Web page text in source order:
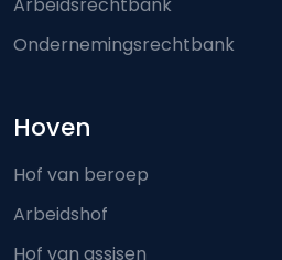
Arbeidsrechtbank
Ondernemingsrechtbank
Hoven
Hof van beroep
Arbeidshof
Hof van assisen